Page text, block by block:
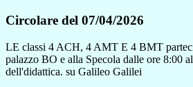
Circolare del 07/04/2026
LE classi 4 ACH, 4 AMT E 4 BMT
palazzo BO e alla Specola dalle ore 8:00
dell'didattica. su Galileo Galilei